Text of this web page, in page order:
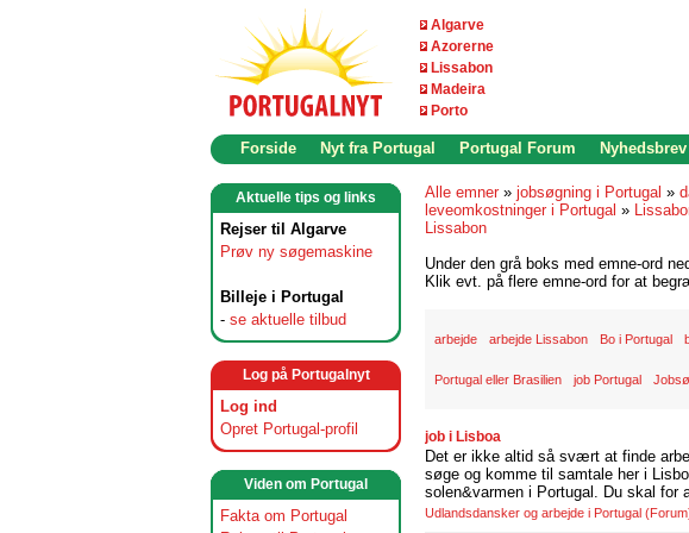
Algarve
Azorerne
Lissabon
Madeira
Porto
Forside Nyt fra Portugal Portugal Forum Nyhedsbrev
Aktuelle tips og links
Rejser til Algarve
Prøv ny søgemaskine
Billeje i Portugal
- se aktuelle tilbud
Log på Portugalnyt
Log ind
Opret Portugal-profil
Viden om Portugal
Fakta om Portugal
Alle emner » jobsøgning i Portugal »
leveomkostninger i Portugal »
Lissabon
Under den grå boks med emne-ord
Klik evt. på flere emne-ord for at
arbejde arbejde Lissabon Bo i Portugal
Portugal eller Brasilien job Portugal
job i Lisboa
Det er ikke altid så svært at finde
søge og komme til samtale her i
solen&varmen i Portugal. Du skal for
Udlandsdansker og arbejde i Portugal